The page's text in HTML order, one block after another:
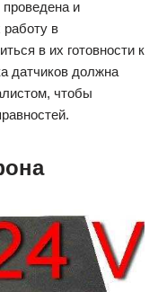
проведена и
работу в
в их готовности к
датчиков должна
чтобы